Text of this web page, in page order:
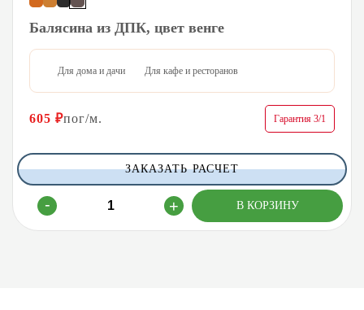
Балясина из ДПК, цвет венге
Для дома и дачи Для кафе и ресторанов
605 ₽пог/м. Гарантия 3/1
ЗАКАЗАТЬ РАСЧЕТ